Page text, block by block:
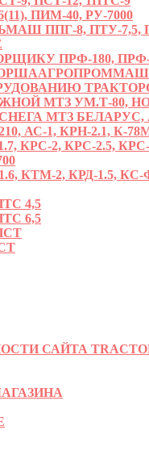
ПИМ-40, РУ-7000
ППГ-8, ПТУ-7,5,
ПРФ-180, ПРФ-
ОРШААГРОПРОММАШ
МТЗ УМ.Т-80,
МТЗ
АС-1, КРН-2.1, К-
КРС-2, КРС-2.5,
КТМ-2, КРД-1.5, КС-
4,5
6,5
САЙТА